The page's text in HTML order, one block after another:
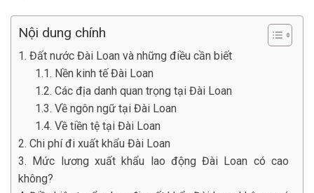
Nội dung chính
1. Đất nước Đài Loan và những điều cần biết
1.1. Nền kinh tế Đài Loan
1.2. Các địa danh quan trọng tại Đài Loan
1.3. Về ngôn ngữ tại Đài Loan
1.4. Về tiền tệ tại Đài Loan
2. Chi phí đi xuất khẩu Đài Loan
3. Mức lương xuất khẩu lao động Đài Loan có cao
không?